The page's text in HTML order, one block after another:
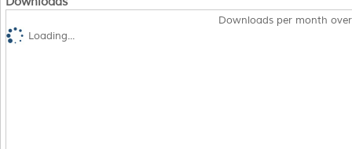
Downloads per month
Loading...